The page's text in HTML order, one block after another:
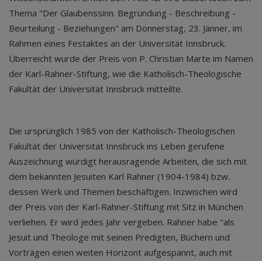
Thema "Der Glaubenssinn. Begründung - Beschreibung -
Beurteilung - Beziehungen" am Donnerstag, 23. Jänner, im
Rahmen eines Festaktes an der Universität Innsbruck.
Überreicht wurde der Preis von P. Christian Marte im Namen
der Karl-Rahner-Stiftung, wie die Katholisch-Theologische
Fakultät der Universität Innsbruck mitteilte.
Die ursprünglich 1985 von der Katholisch-Theologischen
Fakultät der Universität Innsbruck ins Leben gerufene
Auszeichnung würdigt herausragende Arbeiten, die sich mit
dem bekannten Jesuiten Karl Rahner (1904-1984) bzw.
dessen Werk und Themen beschäftigen. Inzwischen wird
der Preis von der Karl-Rahner-Stiftung mit Sitz in München
verliehen. Er wird jedes Jahr vergeben. Rahner habe "als
Jesuit und Theologe mit seinen Predigten, Büchern und
Vorträgen einen weiten Horizont aufgespannt, auch mit